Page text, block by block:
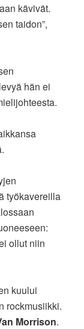
kävivät.
taidon”,
hän ei
työkavereilla
ollut niin
kuului
rockmusiikki.
Morrison.